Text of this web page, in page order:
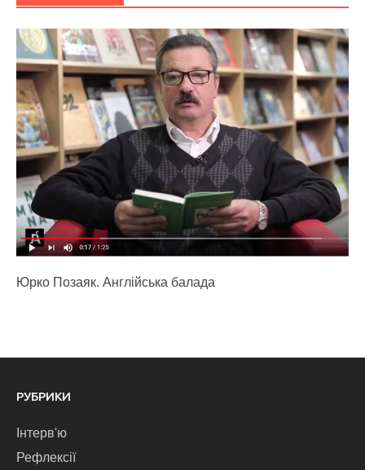
Юрко Позаяк. Англійська балада
РУБРИКИ
Інтерв'ю
Рефлексії